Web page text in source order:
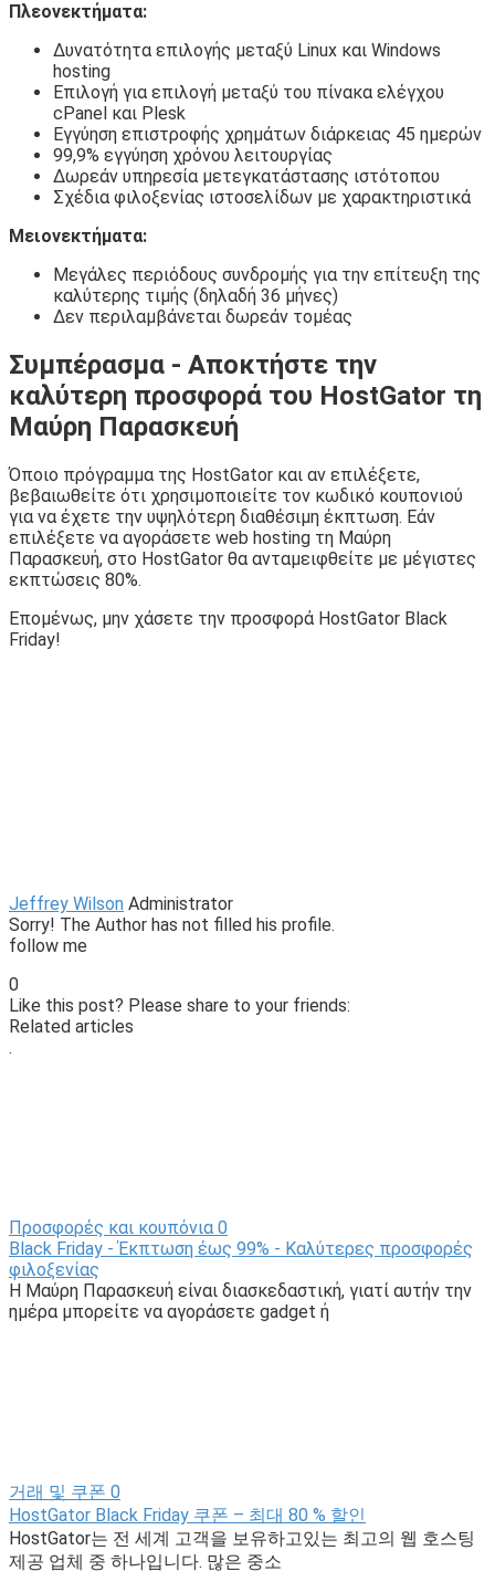
Πλεονεκτήματα:
Δυνατότητα επιλογής μεταξύ Linux και Windows
hosting
Επιλογή για επιλογή μεταξύ του πίνακα ελέγχου
cPanel και Plesk
Εγγύηση επιστροφής χρημάτων διάρκειας 45 ημερών
99,9% εγγύηση χρόνου λειτουργίας
Δωρεάν υπηρεσία μετεγκατάστασης ιστότοπου
Σχέδια φιλοξενίας ιστοσελίδων με χαρακτηριστικά
Μειονεκτήματα:
Μεγάλες περιόδους συνδρομής για την επίτευξη της
καλύτερης τιμής (δηλαδή 36 μήνες)
Δεν περιλαμβάνεται δωρεάν τομέας
Συμπέρασμα - Αποκτήστε την
καλύτερη προσφορά του HostGator τη
Μαύρη Παρασκευή
Όποιο πρόγραμμα της HostGator και αν επιλέξετε,
βεβαιωθείτε ότι χρησιμοποιείτε τον κωδικό κουπονιού
για να έχετε την υψηλότερη διαθέσιμη έκπτωση. Εάν
επιλέξετε να αγοράσετε web hosting τη Μαύρη
Παρασκευή, στο HostGator θα ανταμειφθείτε με μέγιστες
εκπτώσεις 80%.
Επομένως, μην χάσετε την προσφορά HostGator Black
Friday!
Jeffrey Wilson Administrator
Sorry! The Author has not filled his profile.
follow me
0
Like this post? Please share to your friends:
Related articles
.
Προσφορές και κουπόνια 0
Black Friday - Έκπτωση έως 99% - Καλύτερες προσφορές
φιλοξενίας
Η Μαύρη Παρασκευή είναι διασκεδαστική, γιατί αυτήν την
ημέρα μπορείτε να αγοράσετε gadget ή
거래 및 쿠폰 0
HostGator Black Friday 쿠폰 – 최대 80 % 할인
HostGator는 전 세계 고객을 보유하고있는 최고의 웹 호스팅
제공 업체 중 하나입니다. 많은 중소